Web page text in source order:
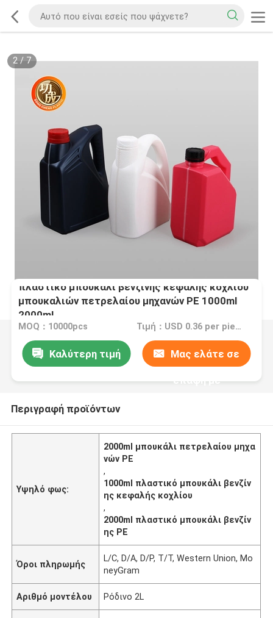
2/ 7
πλαστικό μπουκάλι βενζίνης κεφαλής κοχλίου
μπουκαλιών πετρελαίου μηχανών PE 1000ml
2000ml
MOQ：10000pcs Τιμή：USD 0.36 per piece
Καλύτερη τιμή Μας ελάτε σε
επαφή με
Περιγραφή προϊόντων
Υψηλό φως:
2000ml μπουκάλι πετρελαίου μηχα
νών PE
,
1000ml πλαστικό μπουκάλι βενζίν
ης κεφαλής κοχλίου
,
2000ml πλαστικό μπουκάλι βενζίν
ης PE
Όροι πληρωμής
L/C, D/A, D/P, T/T, Western Union, Mo
neyGram
Αριθμό μοντέλου Ρόδινο 2L